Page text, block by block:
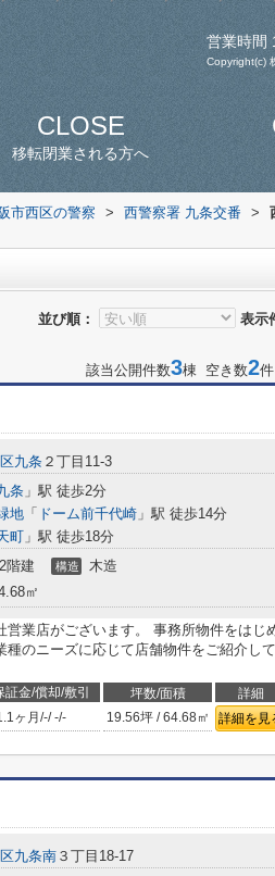
営業時間
Copyright(c)
CLOSE
移転閉業される方へ
市西区の警察 > 西警察署 九条交番 >
並び順： 表示
該当公開件数3棟 空き数2件
九条 ２丁目11-3
条 」駅 徒歩2分
地 「 ドーム前千代崎 」駅 徒歩14分
町 」駅 徒歩18分
2階建 構造 木造
㎡
営業店がございます。 事務所物件をはじ
のニーズに応じて店舗物件をご紹介して
金/償却/敷引 坪数/面積 詳細
ヶ月 /-/-/- 19.56坪 / 64.68㎡ 詳細を見
九条南 ３丁目18-17